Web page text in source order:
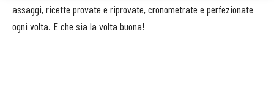
assaggi, ricette provate e riprovate, cronometrate e perfezionate
ogni volta. E che sia la volta buona!